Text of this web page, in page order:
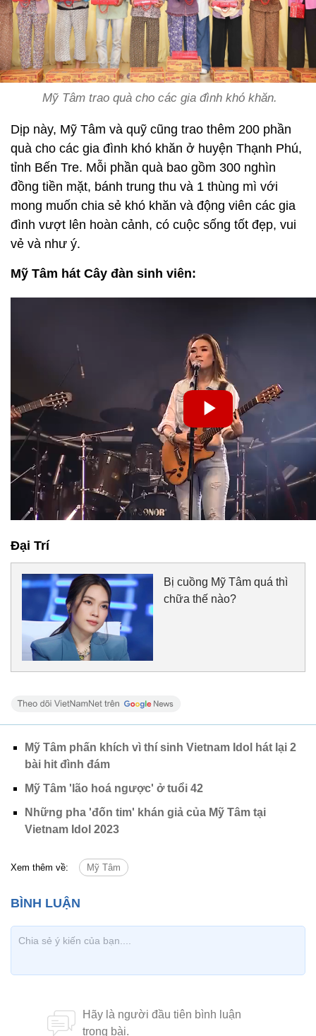
Mỹ Tâm trao quà cho các gia đình khó khăn.
Dịp này, Mỹ Tâm và quỹ cũng trao thêm 200 phần
quà cho các gia đình khó khăn ở huyện Thạnh Phú,
tỉnh Bến Tre. Mỗi phần quà bao gồm 300 nghìn
đồng tiền mặt, bánh trung thu và 1 thùng mì với
mong muốn chia sẻ khó khăn và động viên các gia
đình vượt lên hoàn cảnh, có cuộc sống tốt đẹp, vui
vẻ và như ý.
Mỹ Tâm hát Cây đàn sinh viên:
Đại Trí
Bị cuồng Mỹ Tâm quá thì
chữa thế nào?
Mỹ Tâm phấn khích vì thí sinh Vietnam Idol hát lại 2
bài hit đình đám
Mỹ Tâm 'lão hoá ngược' ở tuổi 42
Những pha 'đốn tim' khán giả của Mỹ Tâm tại
Vietnam Idol 2023
Xem thêm về: Mỹ Tâm